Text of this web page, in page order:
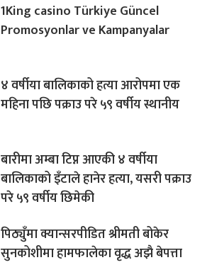
1King casino Türkiye Güncel
Promosyonlar ve Kampanyalar
४ वर्षीया बालिकाको हत्या आरोपमा एक
महिना पछि पक्राउ परे ५९ वर्षीय स्थानीय
बारीमा अम्बा टिप्न आएकी ४ वर्षीया
बालिकाको इँटाले हानेर हत्या, यसरी पक्राउ
परे ५९ वर्षीय छिमेकी
पिठ्युँमा क्यान्सरपीडित श्रीमती बोकेर
सुनकोशीमा हामफालेका वृद्ध अझै बेपत्ता